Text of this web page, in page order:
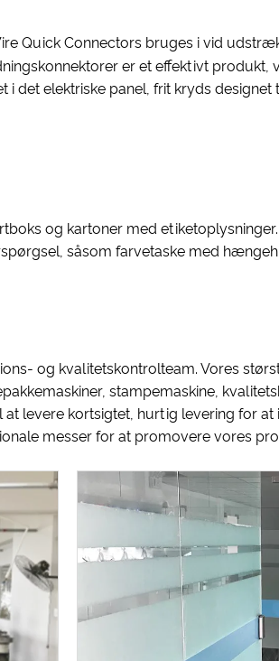
Quick Connectors bruges i vid
er et effektivt produkt,
det elektriske panel, frit kryds
og kartoner med
såsom farvetaske med
og kvalitetskontrolteam. Vores
stampemaskine,
levere kortsigtet, hurtig levering for
messer for at promovere vores